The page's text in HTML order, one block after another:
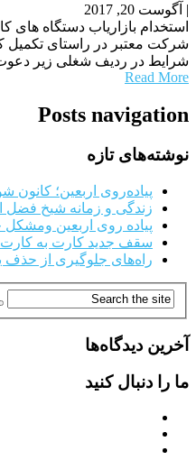
| آگوست 20, 2017
استخدام بازاریاب دستگاه
شرکت معتبر در راستای تکمیل
شرایط در ردیف شغلی زیر
Read More
Posts navigation
نوشته‌های تازه
پیاده‌روی اربعین؛ کانون
زندگی و زمانه شیخ فضل
پیاده روی اربعین ومشکل
سقف جدید کارت به کارت
راه‌های جلوگیری از حذف
آخرین دیدگاه‌ها
ما را دنبال کنید